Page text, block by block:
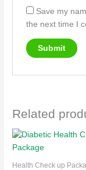
Save my
the next time I
Related
Health Check up